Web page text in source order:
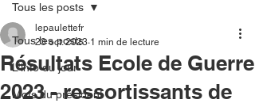
Tous les posts
L'info du jour
Mots du président
Tous les posts
Résultats Ecole de Guerre
2023 - ressortissants de
lepaulettefr
23 oct. 2023 1 min de lecture